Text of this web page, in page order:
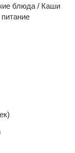
блюда / Каши